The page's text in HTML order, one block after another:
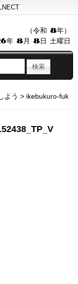
（令和 8年）
年 8月 8日 土曜日
よう > ikebukuro-fuk